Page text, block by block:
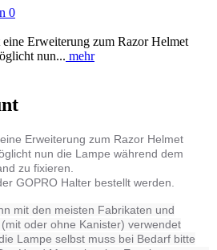
0
Erweiterung zum Razor Helmet
nun... mehr
Erweiterung zum Razor Helmet
nun die Lampe während dem
zu fixieren.
GOPRO Halter bestellt werden.
mit den meisten Fabrikaten und
oder ohne Kanister) verwendet
Lampe selbst muss bei Bedarf bitte